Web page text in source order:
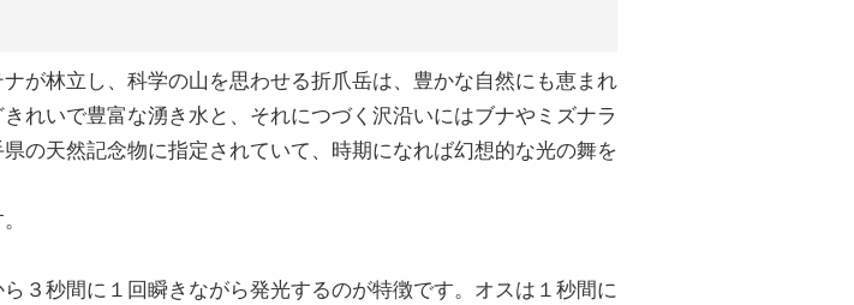
が林立し、科学の山を思わせる折爪岳は、豊かな自然にも恵まれ
れいで豊富な湧き水と、それにつづく沢沿いにはブナやミズナラ
の天然記念物に指定されていて、時期になれば幻想的な光の舞を
３秒間に１回瞬きながら発光するのが特徴です。オスは１秒間に